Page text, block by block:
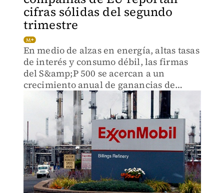
cifras sólidas del segundo
trimestre
En medio de alzas en energía, altas tasas
de interés y consumo débil, las firmas
del S&amp;P 500 se acercan a un
crecimiento anual de ganancias de
47.4%, el más alto en cinco años, según